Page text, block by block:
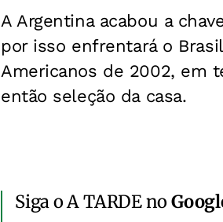
A Argentina acabou a
por isso enfrentará o
Americanos de 2002, em
então seleção da casa.
Siga o A TARDE no